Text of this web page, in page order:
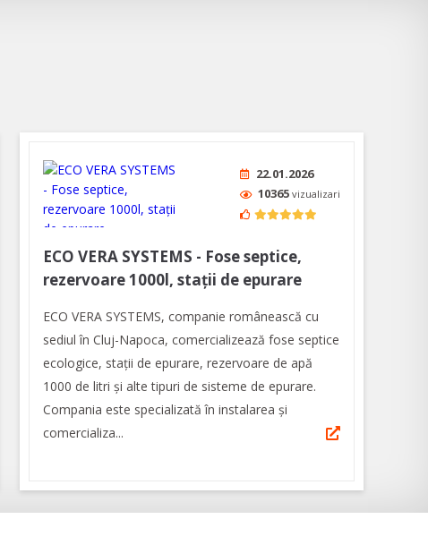
22.01.2026
10365 vizualizari
ECO VERA SYSTEMS - Fose septice,
rezervoare 1000l, stații de epurare
ECO VERA SYSTEMS, companie românească cu
sediul în Cluj-Napoca, comercializează fose septice
ecologice, stații de epurare, rezervoare de apă
1000 de litri și alte tipuri de sisteme de epurare.
Compania este specializată în instalarea și
comercializa...